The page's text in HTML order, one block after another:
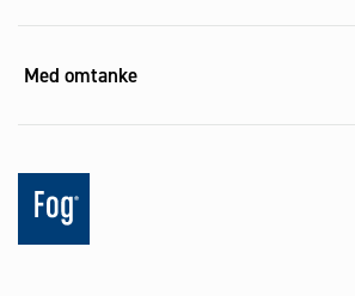
Med omtanke